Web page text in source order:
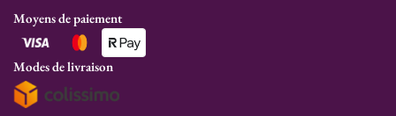
Moyens de paiement
Modes de livraison